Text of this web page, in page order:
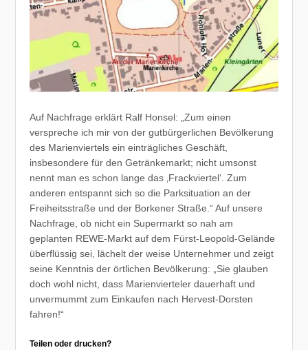
Auf Nachfrage erklärt Ralf Honsel: „Zum einen
verspreche ich mir von der gutbürgerlichen Bevölkerung
des Marienviertels ein einträgliches Geschäft,
insbesondere für den Getränkemarkt; nicht umsonst
nennt man es schon lange das ‚Frackviertel‘. Zum
anderen entspannt sich so die Parksituation an der
Freiheitsstraße und der Borkener Straße.“ Auf unsere
Nachfrage, ob nicht ein Supermarkt so nah am
geplanten REWE-Markt auf dem Fürst-Leopold-Gelände
überflüssig sei, lächelt der weise Unternehmer und zeigt
seine Kenntnis der örtlichen Bevölkerung: „Sie glauben
doch wohl nicht, dass Marienvierteler dauerhaft und
unvermummt zum Einkaufen nach Hervest-Dorsten
fahren!“
Teilen oder drucken?